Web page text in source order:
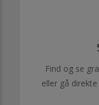
Find og se
eller gå